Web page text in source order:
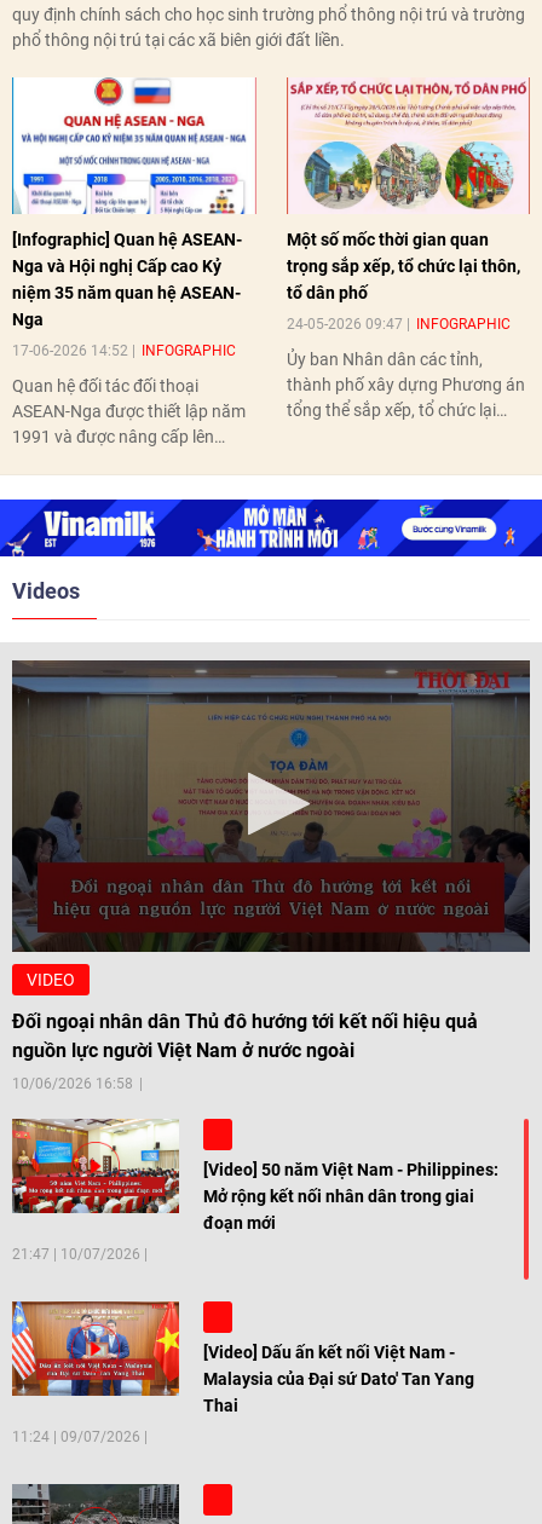
quy định chính sách cho học sinh trường phổ thông nội trú và trường
phổ thông nội trú tại các xã biên giới đất liền.
[Infographic] Quan hệ ASEAN-
Nga và Hội nghị Cấp cao Kỷ
niệm 35 năm quan hệ ASEAN-
Nga
17-06-2026 14:52 INFOGRAPHIC
Quan hệ đối tác đối thoại
ASEAN-Nga được thiết lập năm
1991 và được nâng cấp lên
nghị Cấp cao vào các năm 2005,
2010, 2016, 2018, 2021.
Một số mốc thời gian quan
trọng sắp xếp, tổ chức lại thôn,
tổ dân phố
24-05-2026 09:47 INFOGRAPHIC
Ủy ban Nhân dân các tỉnh,
thành phố xây dựng Phương án
tổng thể sắp xếp, tổ chức lại
Videos
VIDEO
Đối ngoại nhân dân Thủ đô hướng tới kết nối hiệu quả
nguồn lực người Việt Nam ở nước ngoài
10/06/2026 16:58
[Video] 50 năm Việt Nam - Philippines:
Mở rộng kết nối nhân dân trong giai
đoạn mới
21:47 10/07/2026
[Video] Dấu ấn kết nối Việt Nam -
Malaysia của Đại sứ Dato' Tan Yang
Thai
11:24 09/07/2026